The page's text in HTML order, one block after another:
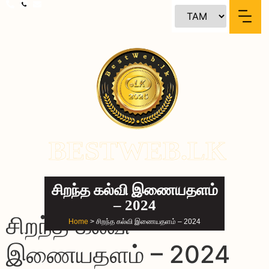
content
BESTWEB.LK
சிறந்த கல்வி இணையதளம்
– 2024
Home > சிறந்த கல்வி இணையதளம் – 2024
சிறந்த கல்வி
இணையதளம் – 2024